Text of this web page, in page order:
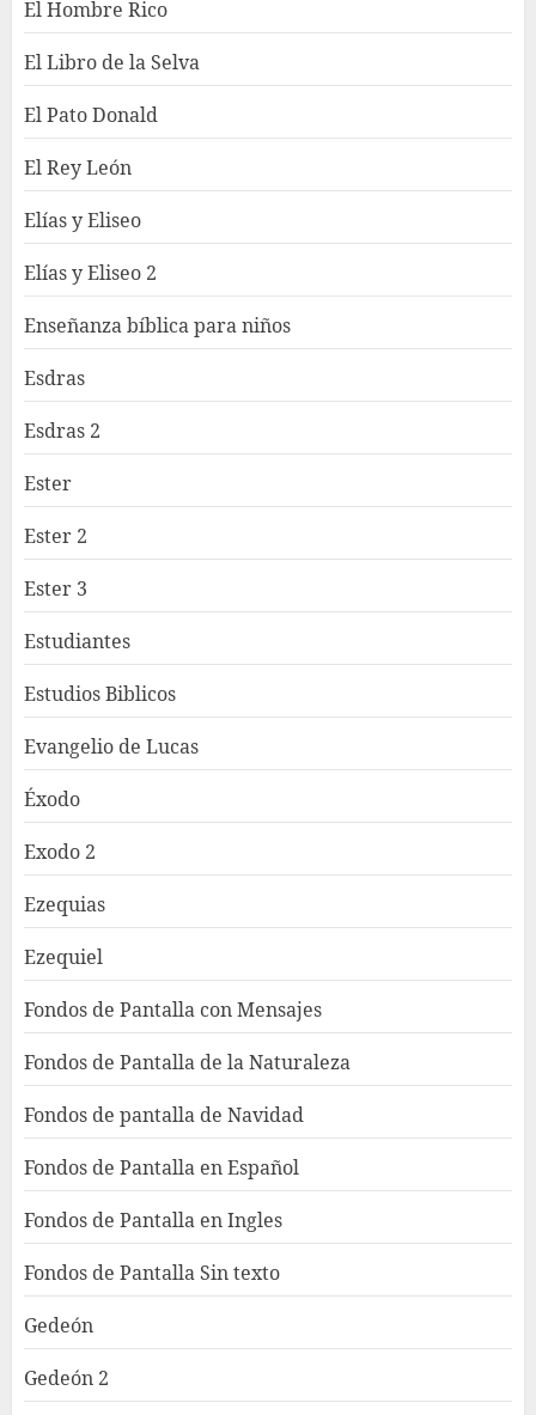
El Hombre Rico
El Libro de la Selva
El Pato Donald
El Rey León
Elías y Eliseo
Elías y Eliseo 2
Enseñanza bíblica para niños
Esdras
Esdras 2
Ester
Ester 2
Ester 3
Estudiantes
Estudios Biblicos
Evangelio de Lucas
Éxodo
Exodo 2
Ezequias
Ezequiel
Fondos de Pantalla con Mensajes
Fondos de Pantalla de la Naturaleza
Fondos de pantalla de Navidad
Fondos de Pantalla en Español
Fondos de Pantalla en Ingles
Fondos de Pantalla Sin texto
Gedeón
Gedeón 2